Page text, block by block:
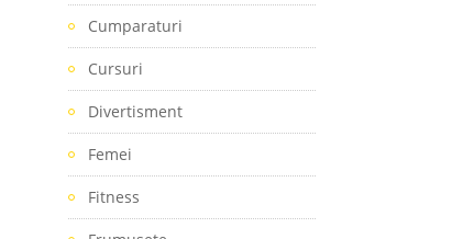
Cumparaturi
Cursuri
Divertisment
Femei
Fitness